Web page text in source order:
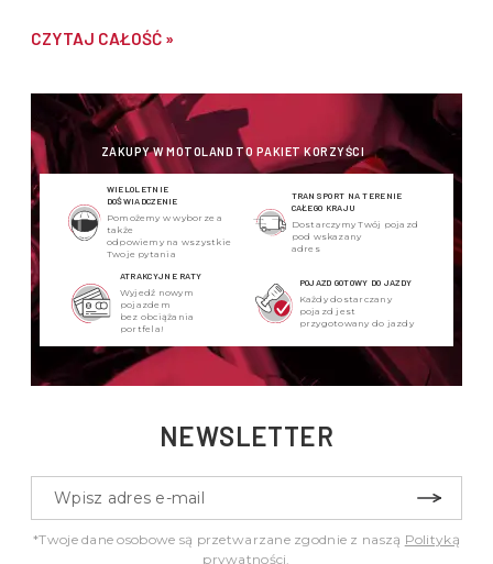
CZYTAJ CAŁOŚĆ »
ZAKUPY W MOTOLAND TO PAKIET KORZYŚCI
WIELOLETNIE
DOŚWIADCZENIE
Pomożemy w wyborze a
także
odpowiemy na wszystkie
Twoje pytania
TRANSPORT NA TERENIE
CAŁEGO KRAJU
Dostarczymy Twój pojazd
pod wskazany
adres
ATRAKCYJNE RATY
Wyjedź nowym
pojazdem
bez obciążania
portfela!
POJAZD GOTOWY DO JAZDY
Każdy dostarczany
pojazd jest
przygotowany do jazdy
NEWSLETTER
*Twoje dane osobowe są przetwarzane zgodnie z naszą Polityką
prywatności.